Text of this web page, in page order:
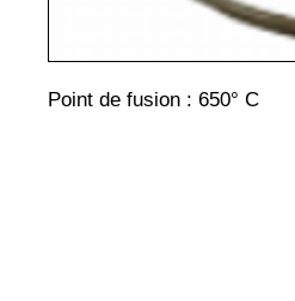
Point de fusion : 650° C